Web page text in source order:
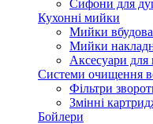
Сифони для
Кухонні мийки
Мийки
Мийки
Аксесуари
Системи очищення
Фільтри
Змінні
Бойлери